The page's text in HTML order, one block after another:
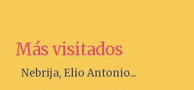
Más visitados
Nebrija, Elio Antonio...